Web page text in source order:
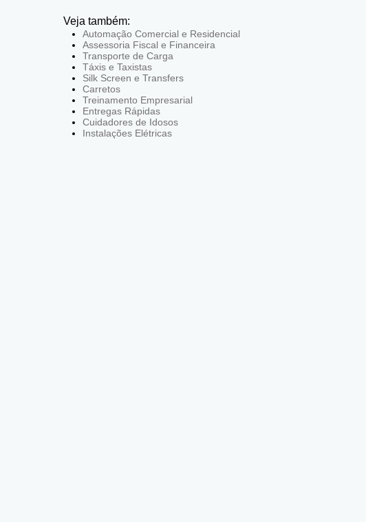
Veja também:
Automação Comercial e Residencial
Assessoria Fiscal e Financeira
Transporte de Carga
Táxis e Taxistas
Silk Screen e Transfers
Carretos
Treinamento Empresarial
Entregas Rápidas
Cuidadores de Idosos
Instalações Elétricas